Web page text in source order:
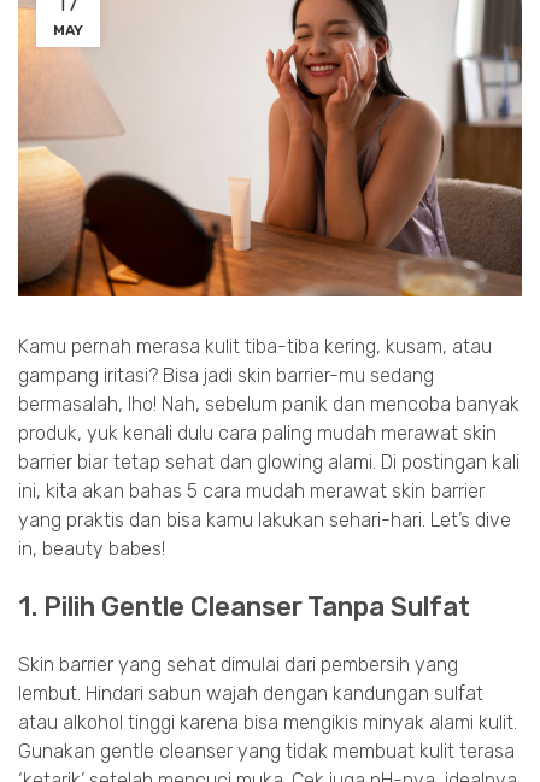
MAY
Kamu pernah merasa kulit tiba-tiba kering, kusam, atau
gampang iritasi? Bisa jadi skin barrier-mu sedang
bermasalah, lho! Nah, sebelum panik dan mencoba banyak
produk, yuk kenali dulu cara paling mudah merawat skin
barrier biar tetap sehat dan glowing alami. Di postingan kali
ini, kita akan bahas 5 cara mudah merawat skin barrier
yang praktis dan bisa kamu lakukan sehari-hari. Let’s dive
in, beauty babes!
1. Pilih Gentle Cleanser Tanpa Sulfat
Skin barrier yang sehat dimulai dari pembersih yang
lembut. Hindari sabun wajah dengan kandungan sulfat
atau alkohol tinggi karena bisa mengikis minyak alami kulit.
Gunakan gentle cleanser yang tidak membuat kulit terasa